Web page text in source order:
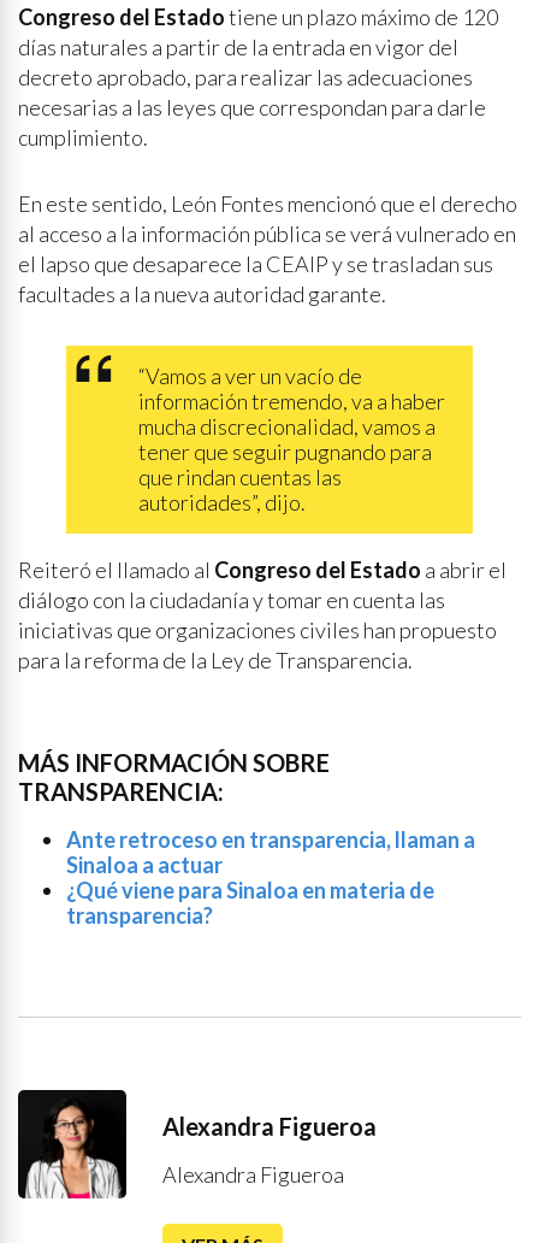
Congreso del Estadotiene un plazo máximo de 120
días naturales a partir de la entrada en vigor del
decreto aprobado, para realizar las adecuaciones
necesarias a las leyes que correspondan para darle
cumplimiento.
En este sentido, León Fontes mencionó que el derecho
al acceso a la información pública se verá vulnerado en
el lapso que desaparece la CEAIP y se trasladan sus
facultades a la nueva autoridad garante.
“Vamos a ver un vacío de
información tremendo, va a haber
mucha discrecionalidad, vamos a
tener que seguir pugnando para
que rindan cuentas las
autoridades”, dijo.
Reiteró el llamado al Congreso del Estado a abrir el
diálogo con la ciudadanía y tomar en cuenta las
iniciativas que organizaciones civiles han propuesto
para la reforma de la Ley de Transparencia.
MÁS INFORMACIÓN SOBRE
TRANSPARENCIA:
Ante retroceso en transparencia, llaman a
Sinaloa a actuar
¿Qué viene para Sinaloa en materia de
transparencia?
Alexandra Figueroa
Alexandra Figueroa